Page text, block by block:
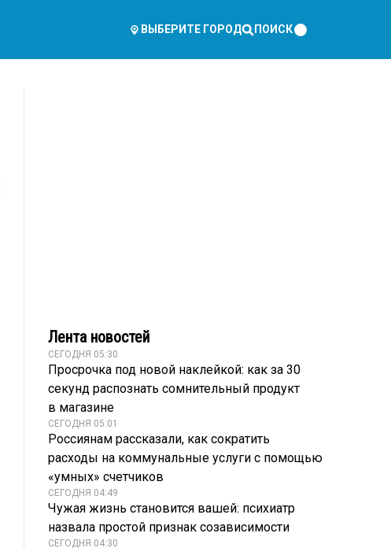
ВЫБЕРИТЕ ГОРОД ПОИСК
Лента новостей
СЕГОДНЯ 05:30
Просрочка под новой наклейкой: как за 30
секунд распознать сомнительный продукт
в магазине
СЕГОДНЯ 05:01
Россиянам рассказали, как сократить
расходы на коммунальные услуги с помощью
«умных» счетчиков
СЕГОДНЯ 04:49
Чужая жизнь становится вашей: психиатр
назвала простой признак созависимости
СЕГОДНЯ 04:30